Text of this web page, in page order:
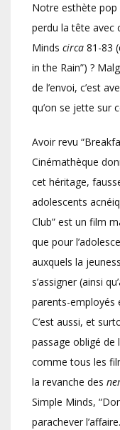
Notre esthète pop
perdu la tête avec
Minds circa 81-83
in the Rain”) ?
de l’envoi, c’est
qu’on se jette sur
Avoir revu
Cinémathèque
cet héritage,
adolescents
Club” est un film
que pour
auxquels la
s’assigner (ainsi
parents-employés
C’est aussi, et
passage obligé de
comme tous les
la revanche des
Simple Minds,
parachever l’affaire.